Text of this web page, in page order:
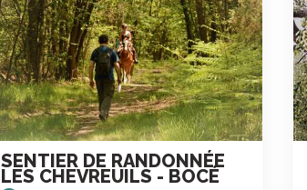
SENTIER DE RANDONNÉE
LES CHEVREUILS - BOCÉ